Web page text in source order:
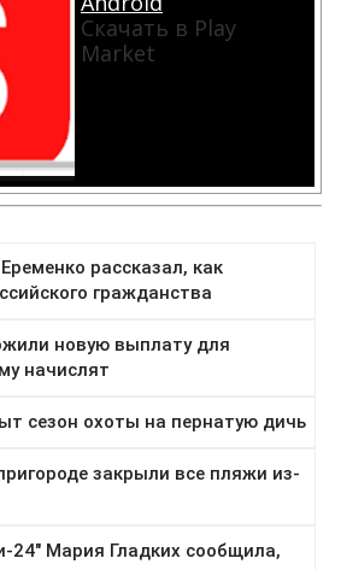
Скачать в Play
Market